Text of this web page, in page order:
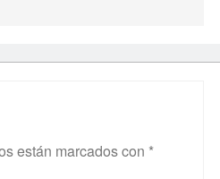
están marcados con *